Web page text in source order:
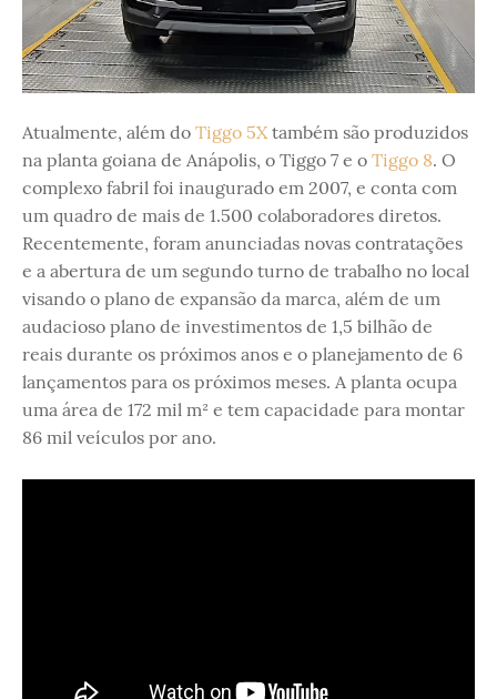
Atualmente, além do Tiggo 5X também são produzidos
na planta goiana de Anápolis, o Tiggo 7 e o Tiggo 8. O
complexo fabril foi inaugurado em 2007, e conta com
um quadro de mais de 1.500 colaboradores diretos.
Recentemente, foram anunciadas novas contratações
e a abertura de um segundo turno de trabalho no local
visando o plano de expansão da marca, além de um
audacioso plano de investimentos de 1,5 bilhão de
reais durante os próximos anos e o planejamento de 6
lançamentos para os próximos meses. A planta ocupa
uma área de 172 mil m² e tem capacidade para montar
86 mil veículos por ano.